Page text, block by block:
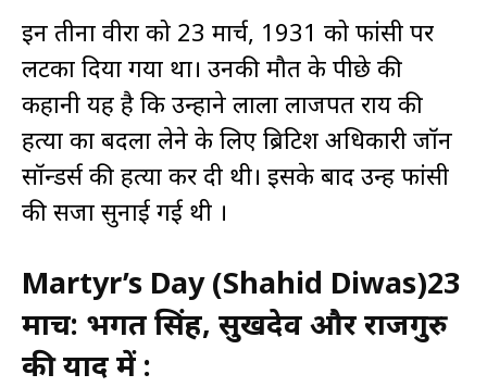
इन तीनों वीरों को 23 मार्च, 1931 को फांसी पर
लटका दिया गया था। उनकी मौत के पीछे की
कहानी यह है कि उन्होंने लाला लाजपत राय की
हत्या का बदला लेने के लिए ब्रिटिश अधिकारी जॉन
सॉन्डर्स की हत्या कर दी थी। इसके बाद उन्हें फांसी
की सजा सुनाई गई थी ।
Martyr’s Day (Shahid Diwas)23
मार्च: भगत सिंह, सुखदेव और राजगुरु
की याद में :